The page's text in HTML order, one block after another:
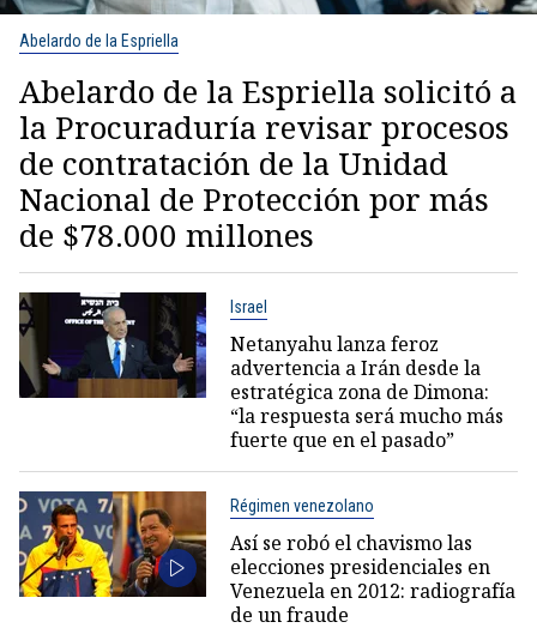
Abelardo de la Espriella
Abelardo de la Espriella solicitó a
la Procuraduría revisar procesos
de contratación de la Unidad
Nacional de Protección por más
de $78.000 millones
Israel
Netanyahu lanza feroz
advertencia a Irán desde la
estratégica zona de Dimona:
“la respuesta será mucho más
fuerte que en el pasado”
Régimen venezolano
Así se robó el chavismo las
elecciones presidenciales en
Venezuela en 2012: radiografía
de un fraude